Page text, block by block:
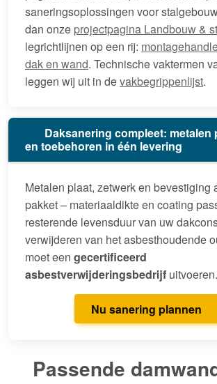
saneringsoplossingen voor
dan onze projectpagina Landbouw &
legrichtlijnen op een rij:
dak en wand. Technische vaktermen
leggen wij uit in devakbegrippenlijst.
Daksanering compleet: metalen
en toebehoren in één levering
Metalen plaat, zetwerk en bevestiging
pakket – materiaaldikte en coating
resterende levensduur van uw
verwijderen van het asbesthoudende
moet een gecertificeerd
asbestverwijderingsbedrijf uitvoeren.
Nu sanering plannen
Passende